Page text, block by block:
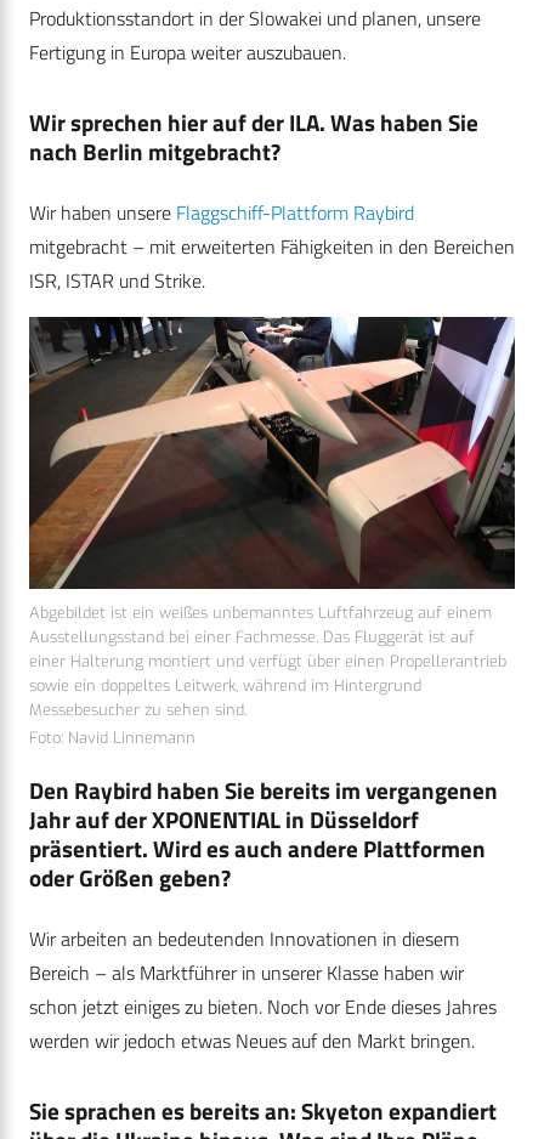
Produktionsstandort in der Slowakei und planen, unsere
Fertigung in Europa weiter auszubauen.
Wir sprechen hier auf der ILA. Was haben Sie
nach Berlin mitgebracht?
Wir haben unsere Flaggschiff-Plattform Raybird
mitgebracht – mit erweiterten Fähigkeiten in den Bereichen
ISR, ISTAR und Strike.
Abgebildet ist ein weißes unbemanntes Luftfahrzeug auf einem
Ausstellungsstand bei einer Fachmesse. Das Fluggerät ist auf
einer Halterung montiert und verfügt über einen Propellerantrieb
sowie ein doppeltes Leitwerk, während im Hintergrund
Messebesucher zu sehen sind.
Foto: Navid Linnemann
Den Raybird haben Sie bereits im vergangenen
Jahr auf der XPONENTIAL in Düsseldorf
präsentiert. Wird es auch andere Plattformen
oder Größen geben?
Wir arbeiten an bedeutenden Innovationen in diesem
Bereich – als Marktführer in unserer Klasse haben wir
schon jetzt einiges zu bieten. Noch vor Ende dieses Jahres
werden wirjedoch etwas Neues auf den Markt bringen.
Sie sprachen es bereits an: Skyeton expandiert